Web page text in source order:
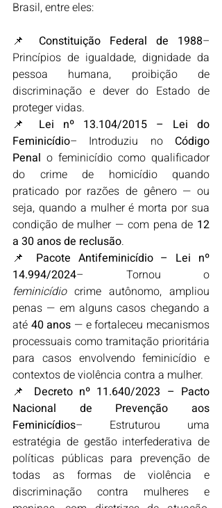
Brasil, entre eles:
📌 Constituição Federal de 1988–
Princípios de igualdade, dignidade da
pessoa humana, proibição de
discriminação e dever do Estado de
proteger vidas.
📌 Lei nº 13.104/2015 – Lei do
Feminicídio– Introduziu no Código
Penal o feminicídio como qualificador
do crime de homicídio quando
praticado por razões de gênero — ou
seja, quando a mulher é morta por sua
condição de mulher — com pena de 12
a 30 anos de reclusão.
📌 Pacote Antifeminicídio – Lei nº
14.994/2024
feminicídio crime autônomo, ampliou
penas — em alguns casos chegando a
até 40 anos — e fortaleceu mecanismos
processuais como tramitação prioritária
para casos envolvendo feminicídio e
contextos de violência contra a mulher.
📌 Decreto nº 11.640/2023 – Pacto
Nacional de Prevenção aos
Feminicídios– Estruturou uma
estratégia de gestão interfederativa de
políticas públicas para prevenção de
todas as formas de violência e
discriminação contra mulheres e